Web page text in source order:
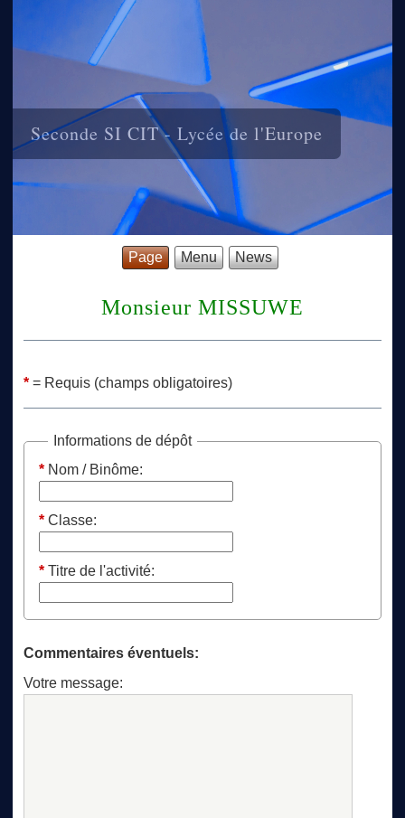
Seconde SI CIT - Lycée de l'Europe
Page Menu News
Monsieur MISSUWE
* = Requis (champs obligatoires)
Informations de dépôt
* Nom / Binôme:
* Classe:
* Titre de l'activité:
Commentaires éventuels:
Votre message: